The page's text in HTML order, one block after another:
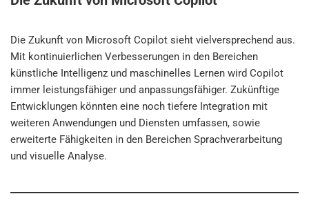
Die Zukunft von Microsoft Copilot sieht vielversprechend aus.
Mit kontinuierlichen Verbesserungen in den Bereichen
künstliche Intelligenz und maschinelles Lernen wird Copilot
immer leistungsfähiger und anpassungsfähiger. Zukünftige
Entwicklungen könnten eine noch tiefere Integration mit
weiteren Anwendungen und Diensten umfassen, sowie
erweiterte Fähigkeiten in den Bereichen Sprachverarbeitung
und visuelle Analyse.